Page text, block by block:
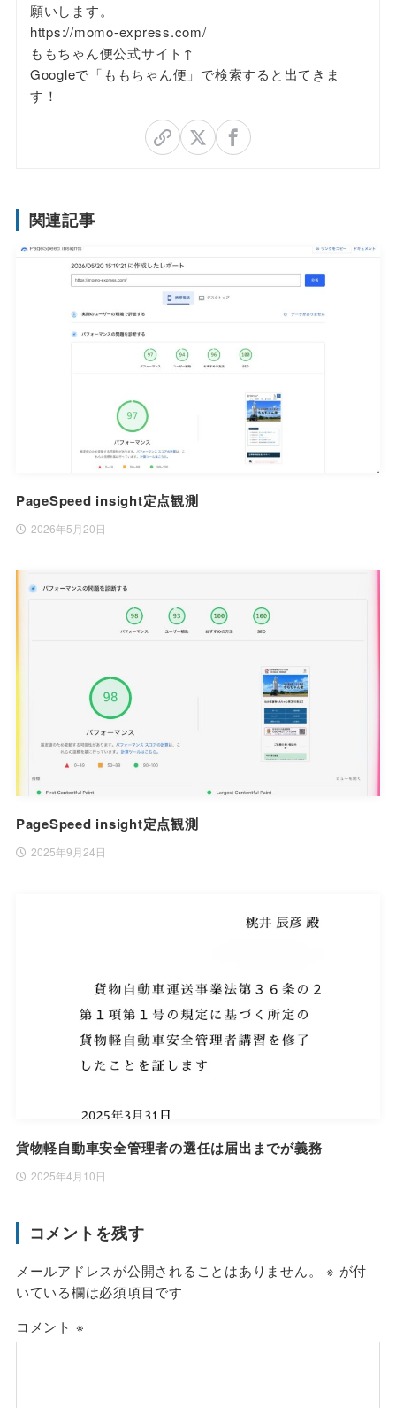
願いします。
https://momo-express.com/
ももちゃん便公式サイト↑
Googleで「ももちゃん便」で検索すると出てきま
す！
関連記事
PageSpeed insight定点観測
2026年5月20日
PageSpeed insight定点観測
2025年9月24日
貨物軽自動車安全管理者の選任は届出までが義務
2025年4月10日
コメントを残す
メールアドレスが公開されることはありません。 ※ が付
いている欄は必須項目です
コメント ※